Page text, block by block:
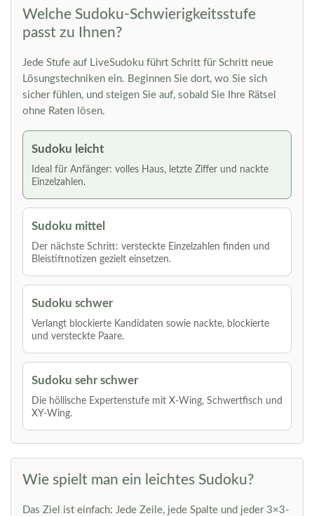
Welche Sudoku-Schwierigkeitsstufe
passt zu Ihnen?
Jede Stufe auf LiveSudoku führt Schritt für Schritt neue
Lösungstechniken ein. Beginnen Sie dort, wo Sie sich
sicher fühlen, und steigen Sie auf, sobald Sie Ihre Rätsel
ohne Raten lösen.
Sudoku leicht
Ideal für Anfänger: volles Haus, letzte Ziffer und nackte
Einzelzahlen.
Sudoku mittel
Der nächste Schritt: versteckte Einzelzahlen finden und
Bleistiftnotizen gezielt einsetzen.
Sudoku schwer
Verlangt blockierte Kandidaten sowie nackte, blockierte
und versteckte Paare.
Sudoku sehr schwer
Die höllische Expertenstufe mit X-Wing, Schwertfisch und
XY-Wing.
Wie spielt man ein leichtes Sudoku?
Das Ziel ist einfach: Jede Zeile, jede Spalte und jeder 3×3-